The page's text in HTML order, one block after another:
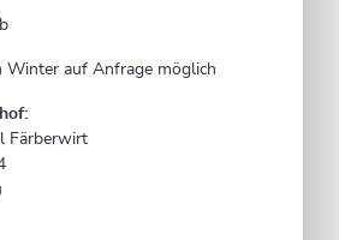
Winter auf Anfrage möglich
Färberwirt